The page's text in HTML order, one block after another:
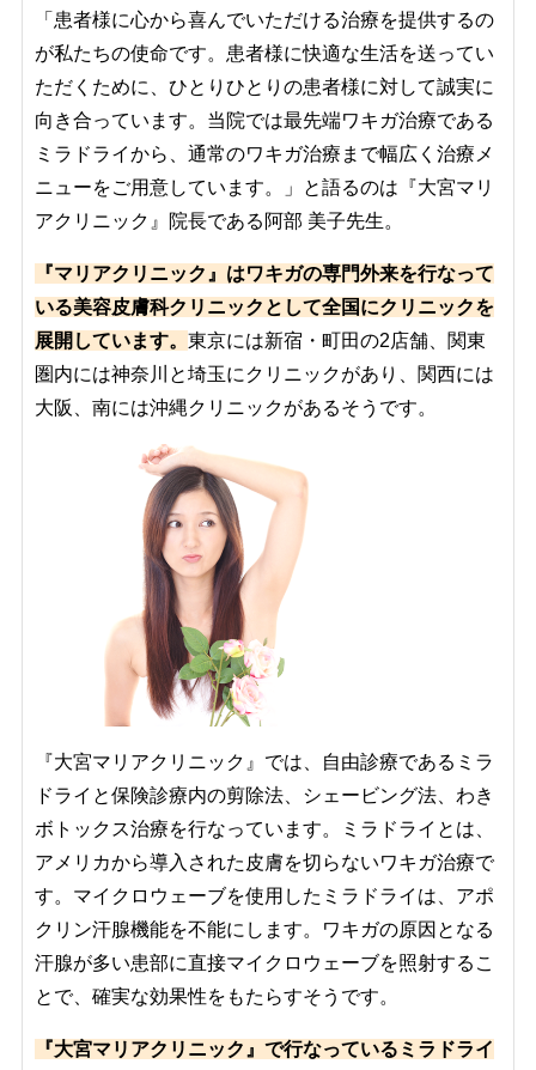
「患者様に心から喜んでいただける治療を提供するの
が私たちの使命です。患者様に快適な生活を送ってい
ただくために、ひとりひとりの患者様に対して誠実に
向き合っています。当院では最先端ワキガ治療である
ミラドライから、通常のワキガ治療まで幅広く治療メ
ニューをご用意しています。」と語るのは『大宮マリ
アクリニック』院長である阿部 美子先生。
『マリアクリニック』はワキガの専門外来を行なって
いる美容皮膚科クリニックとして全国にクリニックを
展開しています。 東京には新宿・町田の2店舗、関東
圏内には神奈川と埼玉にクリニックがあり、関西には
大阪、南には沖縄クリニックがあるそうです。
『大宮マリアクリニック』では、自由診療であるミラ
ドライと保険診療内の剪除法、シェービング法、わき
ボトックス治療を行なっています。ミラドライとは、
アメリカから導入された皮膚を切らないワキガ治療で
す。マイクロウェーブを使用したミラドライは、アポ
クリン汗腺機能を不能にします。ワキガの原因となる
汗腺が多い患部に直接マイクロウェーブを照射するこ
とで、確実な効果性をもたらすそうです。
『大宮マリアクリニック』で行なっているミラドライ